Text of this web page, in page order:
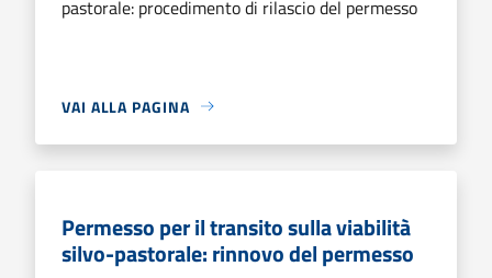
pastorale: procedimento di rilascio del permesso
VAI ALLA PAGINA
Permesso per il transito sulla viabilità
silvo-pastorale: rinnovo del permesso